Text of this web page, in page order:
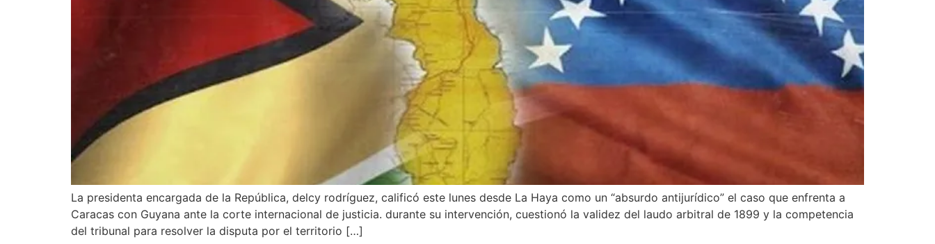
La presidenta encargada de la República, delcy rodríguez, calificó este lunes desde La Haya como un “absurdo antijurídico” el caso que enfrenta a
Caracas con Guyana ante la corte internacional de justicia. durante su intervención, cuestionó la validez del laudo arbitral de 1899 y la competencia
del tribunal para resolver la disputa por el territorio […]